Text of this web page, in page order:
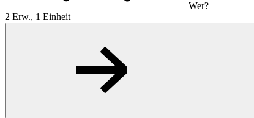
Wer?
2 Erw., 1 Einheit